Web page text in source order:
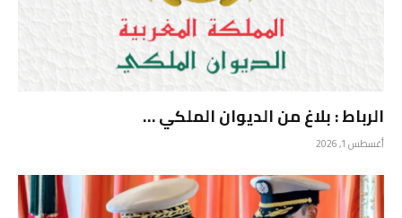
الرباط : بلاغ من الديوان الملكي …
أغسطس 1, 2026